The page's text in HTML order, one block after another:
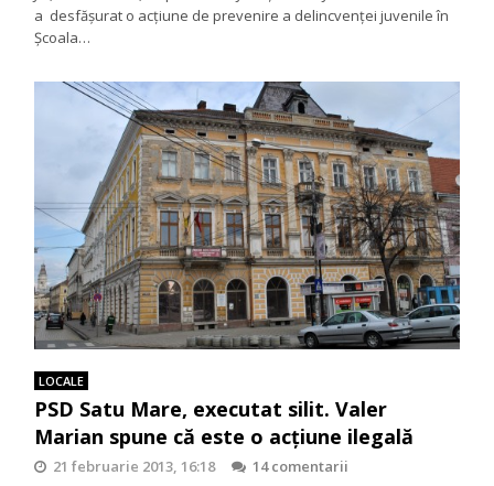
a desfăşurat o acţiune de prevenire a delincvenţei juvenile în
Şcoala…
LOCALE
PSD Satu Mare, executat silit. Valer
Marian spune că este o acțiune ilegală
21 februarie 2013, 16:18
14 comentarii